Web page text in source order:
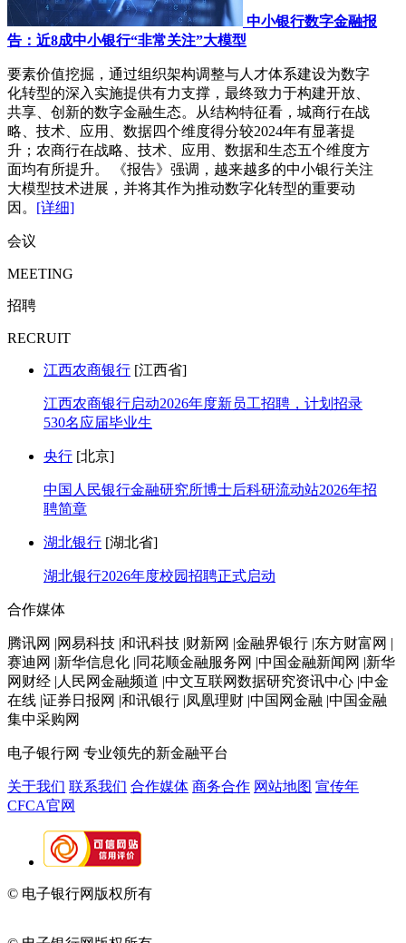
中小银行数字金融报
告：近8成中小银行“非常关注”大模型
要素价值挖掘，通过组织架构调整与人才体系建设为数字
化转型的深入实施提供有力支撑，最终致力于构建开放、
共享、创新的数字金融生态。从结构特征看，城商行在战
略、技术、应用、数据四个维度得分较2024年有显著提
升；农商行在战略、技术、应用、数据和生态五个维度方
面均有所提升。 《报告》强调，越来越多的中小银行关注
大模型技术进展，并将其作为推动数字化转型的重要动
因。 [详细]
会议
MEETING
招聘
RECRUIT
江西农商银行 [江西省]
江西农商银行启动2026年度新员工招聘，计划招录
530名应届毕业生
央行 [北京]
中国人民银行金融研究所博士后科研流动站2026年招
聘简章
湖北银行 [湖北省]
湖北银行2026年度校园招聘正式启动
合作媒体
腾讯网 |网易科技 |和讯科技 |财新网 |金融界银行 |东方财富网 |
赛迪网 |新华信息化 |同花顺金融服务网 |中国金融新闻网 |新华
网财经 |人民网金融频道 |中文互联网数据研究资讯中心 |中金
在线 |证券日报网 |和讯银行 |凤凰理财 |中国网金融 |中国金融
集中采购网
电子银行网 专业领先的新金融平台
关于我们 联系我们 合作媒体 商务合作 网站地图 宣传年
CFCA官网
© 电子银行网版权所有